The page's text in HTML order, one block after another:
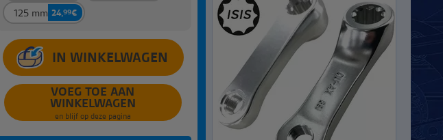
125 mm 24,99€
VOEG TOE AAN
WINKELWAGEN
en blijf op deze pagina